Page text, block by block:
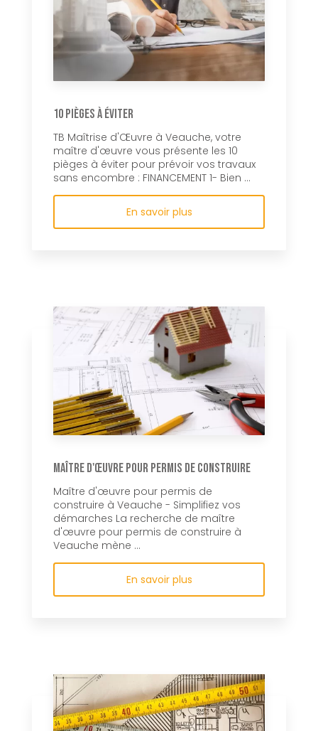
10 pièges à éviter
TB Maîtrise d'Œuvre à Veauche, votre
maître d'œuvre vous présente les 10
pièges à éviter pour prévoir vos travaux
sans encombre : FINANCEMENT 1- Bien ...
En savoir plus
Maître d'œuvre pour permis de construire
Maître d'œuvre pour permis de
construire à Veauche - Simplifiez vos
démarches La recherche de maître
d'œuvre pour permis de construire à
Veauche mène ...
En savoir plus